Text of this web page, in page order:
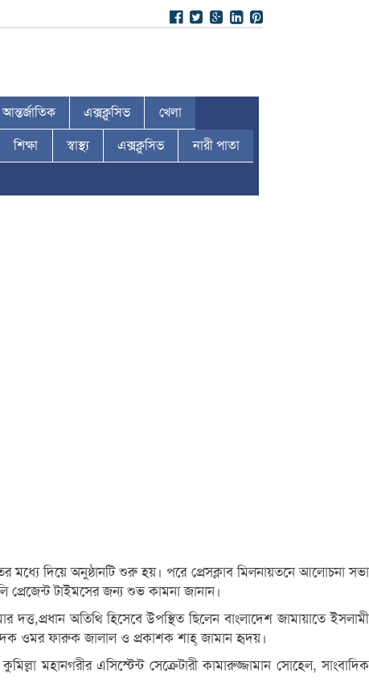
আন্তর্জাতিক এক্সক্লুসিভ খেলা
শিক্ষা স্বাস্থ্য এক্সক্লুসিভ নারী পাতা
মধ্যে দিয়ে অনুষ্ঠানটি শুরু হয়। পরে প্রেসক্লাব মিলনায়তনে আলোচনা সভা
টাইমসের জন্য শুভ কামনা জানান।
অতিথি হিসেবে উপস্থিত ছিলেন বাংলাদেশ জামায়াতে ইসলামী
ওমর ফারুক জালাল ও প্রকাশক শাহ্ জামান হৃদয়।
মহানগরীর এসিস্টেন্ট সেক্রেটারী কামারুজ্জামান সোহেল, সাংবাদিক